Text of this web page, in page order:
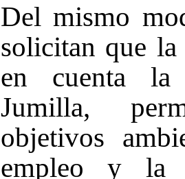
Del mismo
solicitan que
en cuenta la
Jumilla,
objetivos
empleo y la